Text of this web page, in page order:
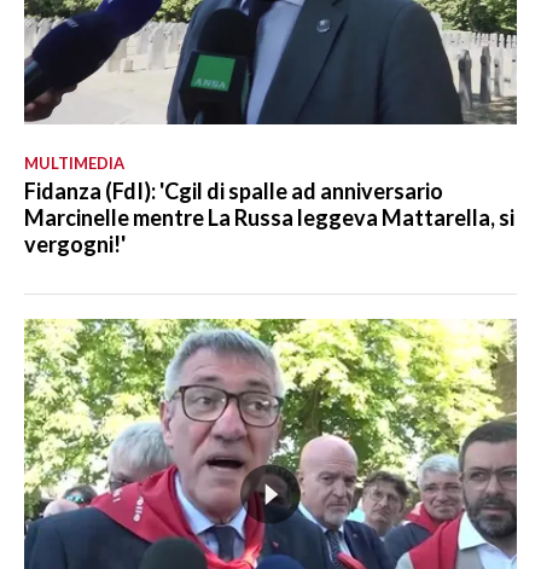
MULTIMEDIA
Fidanza (FdI): 'Cgil di spalle ad anniversario
Marcinelle mentre La Russa leggeva Mattarella, si
vergogni!'